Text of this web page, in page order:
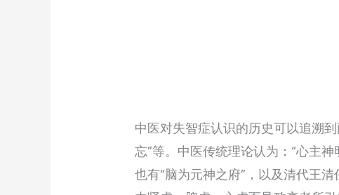
中医对失智症认识的历史可以追溯
忘”等。中医传统理论认为：“心主
也有“脑为元神之府”，以及清代王